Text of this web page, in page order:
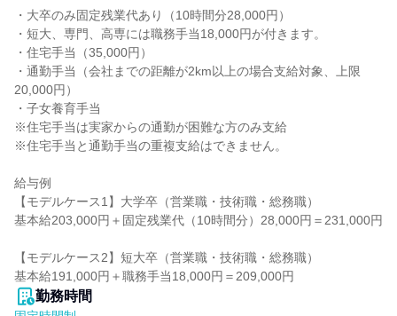
・大卒のみ固定残業代あり（10時間分28,000円）
・短大、専門、高専には職務手当18,000円が付きます。
・住宅手当（35,000円）
・通勤手当（会社までの距離が2km以上の場合支給対象、上限
20,000円）
・子女養育手当
※住宅手当は実家からの通勤が困難な方のみ支給
※住宅手当と通勤手当の重複支給はできません。
給与例
【モデルケース1】大学卒（営業職・技術職・総務職）
基本給203,000円＋固定残業代（10時間分）28,000円＝231,000円
【モデルケース2】短大卒（営業職・技術職・総務職）
基本給191,000円＋職務手当18,000円＝209,000円
勤務時間